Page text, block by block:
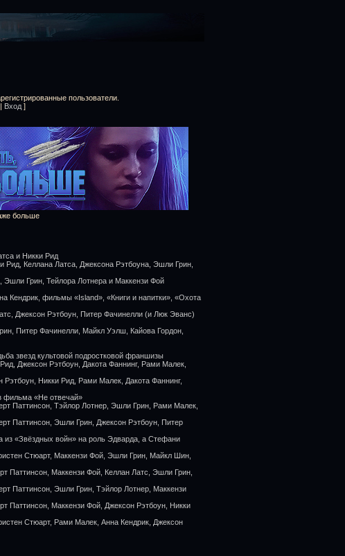
пользователи.
| Вход ]
больше
и Никки Рид
Рид, Келлана Латса, Джексона Рэтбоуна, Эшли Грин,
Грин, Тейлора Лотнера и Маккензи Фой
Кендрик, фильмы «Island», «Книги и напитки», «Охота
Джексон Рэтбоун, Питер Фачинелли (и Люк Эванс)
Питер Фачинелли, Майкл Уэлш, Кайова Гордон,
звезд культовой подростковой франшизы
Джексон Рэтбоун, Дакота Фаннинг, Рами Малек,
Никки Рид, Рами Малек, Дакота Фаннинг,
фильма «Не отвечай»
Паттинсон, Тэйлор Лотнер, Эшли Грин, Рами Малек,
Паттинсон, Эшли Грин, Джексон Рэтбоун, Питер
из «Звёздных войн» на роль Эдварда, а Стефани
Стюарт, Маккензи Фой, Эшли Грин, Майкл Шин,
Паттинсон, Маккензи Фой, Келлан Латс, Эшли Грин,
Паттинсон, Эшли Грин, Тэйлор Лотнер, Маккензи
Паттинсон, Маккензи Фой, Джексон Рэтбоун, Никки
Стюарт, Рами Малек, Анна Кендрик, Джексон